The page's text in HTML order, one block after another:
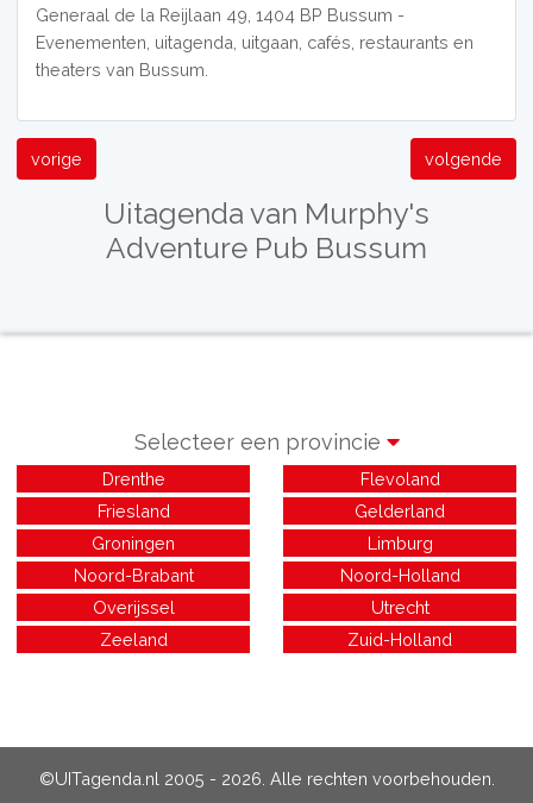
Generaal de la Reijlaan 49, 1404 BP Bussum -
Evenementen, uitagenda, uitgaan, cafés, restaurants en
theaters van Bussum.
vorige volgende
Uitagenda van Murphy's
Adventure Pub Bussum
Selecteer een provincie
Drenthe
Flevoland
Friesland
Gelderland
Groningen
Limburg
Noord-Brabant
Noord-Holland
Overijssel
Utrecht
Zeeland
Zuid-Holland
©UITagenda.nl 2005 - 2026. Alle rechten voorbehouden.